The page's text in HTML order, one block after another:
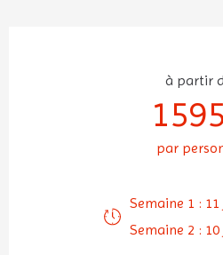
à partir
par
Semaine 1 :
Semaine 2 : 10